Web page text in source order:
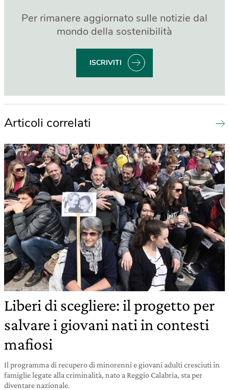
Per rimanere aggiornato sulle notizie dal
mondo della sostenibilità
ISCRIVITI
Articoli correlati
Liberi di scegliere: il progetto per
salvare i giovani nati in contesti
mafiosi
Il programma di recupero di minorenni e giovani adulti cresciuti in
famiglie legate alla criminalità, nato a Reggio Calabria, sta per
diventare nazionale.